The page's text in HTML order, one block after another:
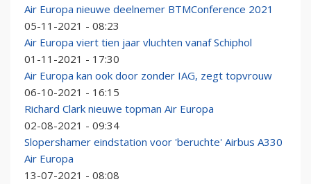
Air Europa nieuwe deelnemer BTMConference 2021
05-11-2021 - 08:23
Air Europa viert tien jaar vluchten vanaf Schiphol
01-11-2021 - 17:30
Air Europa kan ook door zonder IAG, zegt topvrouw
06-10-2021 - 16:15
Richard Clark nieuwe topman Air Europa
02-08-2021 - 09:34
Slopershamer eindstation voor 'beruchte' Airbus A330
Air Europa
13-07-2021 - 08:08